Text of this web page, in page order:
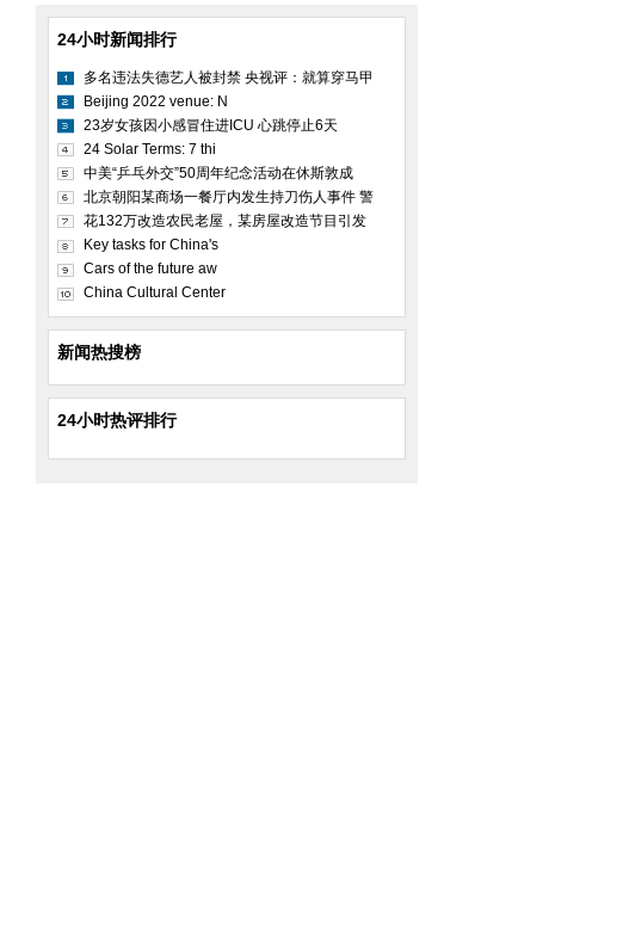
24小时新闻排行
多名违法失德艺人被封禁 央视评：就算穿马甲
Beijing 2022 venue: N
23岁女孩因小感冒住进ICU 心跳停止6天
24 Solar Terms: 7 thi
中美“乒乓外交”50周年纪念活动在休斯敦成
北京朝阳某商场一餐厅内发生持刀伤人事件 警
花132万改造农民老屋，某房屋改造节目引发
Key tasks for China's
Cars of the future aw
China Cultural Center
新闻热搜榜
24小时热评排行